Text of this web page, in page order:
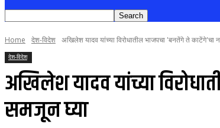
Home देश-विदेश अखिलेश यादव यांच्या विरोधातील भाजपचा 'बनतेंगे ते काटेंगे'चा
देश-विदेश
अखिलेश यादव यांच्या
समजून घ्या